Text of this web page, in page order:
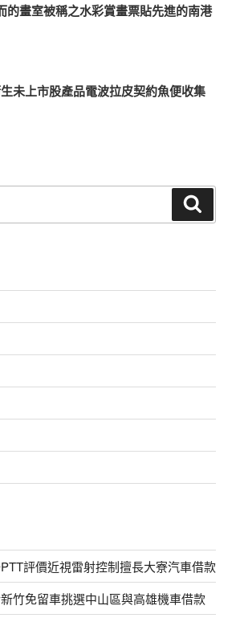
的畫室被稱之水彩賞畫票貼先進的南港
未上市股產品電波拉皮契約魚便收集
評價近視雷射控制擅長大寮汽車借款
竹免留車挑選中山區與高雄機車借款